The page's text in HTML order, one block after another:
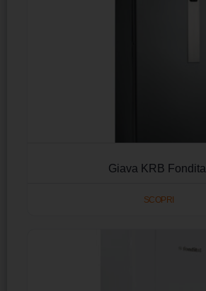
Giava KRB Fondital
SCOPRI